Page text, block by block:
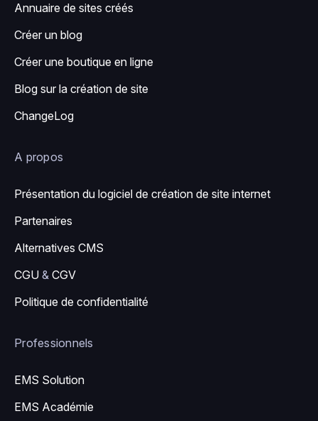
Annuaire de sites créés
Créer un blog
Créer une boutique en ligne
Blog sur la création de site
ChangeLog
A propos
Présentation du logiciel de création de site internet
Partenaires
Alternatives CMS
CGU & CGV
Politique de confidentialité
Professionnels
EMS Solution
EMS Académie